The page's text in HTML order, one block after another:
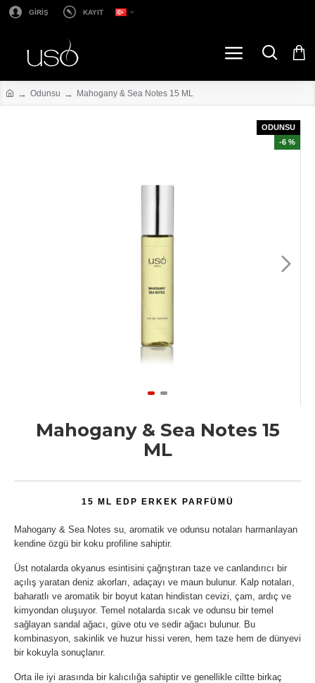
GİRİŞ KAYIT
Odunsu Mahogany & Sea Notes 15 ML
ODUNSU
-6 %
Mahogany & Sea Notes 15
ML
15 ML EDP ERKEK PARFÜMÜ
Mahogany & Sea Notes su, aromatik ve odunsu notaları harmanlayan
kendine özgü bir koku profiline sahiptir.
Üst notalarda okyanus esintisini çağrıştıran taze ve canlandırıcı bir
açılış yaratan deniz akorları, adaçayı ve maun bulunur. Kalp notaları,
baharatlı ve aromatik bir boyut katan hindistan cevizi, çam, ardıç ve
kimyondan oluşuyor. Temel notalarda sıcak ve odunsu bir temel
sağlayan sandal ağacı, güve otu ve sedir ağacı bulunur. Bu
kombinasyon, sakinlik ve huzur hissi veren, hem taze hem de dünyevi
bir kokuyla sonuçlanır.
Orta ile iyi arasında bir kalıcılığa sahiptir ve genellikle ciltte birkaç